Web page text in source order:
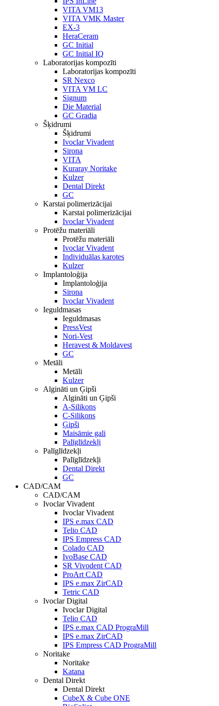
VITA VM13
VITA VMK Master
EX-3
HeraCeram
GC Initial
GC Initial IQ
Laboratorijas kompozīti
Laboratorijas kompozīti
SR Nexco
VITA VM LC
Signum
Die Material
GC Gradia
Šķidrumi
Šķidrumi
Ivoclar Vivadent
Sirona
VITA
Kuraray Noritake
Kulzer
Dental Direkt
GC
Karstai polimerizācijai
Karstai polimerizācijai
Ivoclar Vivadent
Protēžu materiāli
Protēžu materiāli
Ivoclar Vivadent
Individuālas karotes
Kulzer
Implantoloģija
Implantoloģija
Sirona
Ivoclar Vivadent
Ieguldmasas
Ieguldmasas
PressVest
Nori-Vest
Heravest & Moldavest
GC
Metāli
Metāli
Kulzer
Algināti un Ģipši
Algināti un Ģipši
A-Silikons
C-Silikons
Ģipši
Maisāmie gali
Palīglīdzekļi
Palīglīdzekļi
Palīglīdzekļi
Dental Direkt
GC
CAD/CAM
CAD/CAM
Ivoclar Vivadent
Ivoclar Vivadent
IPS e.max CAD
Telio CAD
IPS Empress CAD
Colado CAD
IvoBase CAD
SR Vivodent CAD
ProArt CAD
IPS e.max ZirCAD
Tetric CAD
Ivoclar Digital
Ivoclar Digital
Telio CAD
IPS e.max CAD PrograMill
IPS e.max ZirCAD
IPS Empress CAD PrograMill
Noritake
Noritake
Katana
Dental Direkt
Dental Direkt
CubeX & Cube ONE